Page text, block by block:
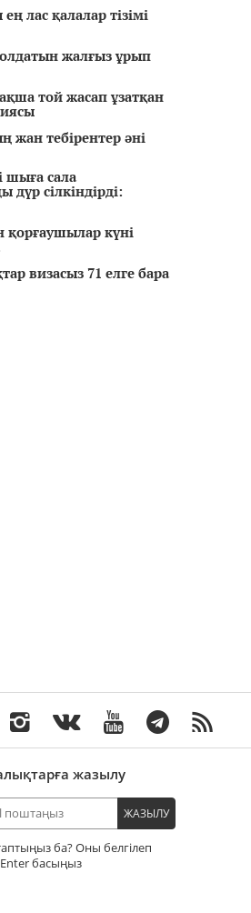
лас қалалар тізімі
жалғыз ұрып
той жасап ұзатқан
жан тебірентер әні
сала
дүр сілкіндірді:
қорғаушылар күні
визасыз 71 елге бара
жазылу
ЖАЗЫЛУ
ба? Оны белгілеп
басыңыз